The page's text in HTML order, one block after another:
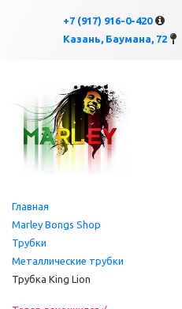
+7 (917) 916-0-420
Казань, Баумана, 72×
Главная
Marley Bongs Shop
Трубки
Металлические трубки
Трубка King Lion